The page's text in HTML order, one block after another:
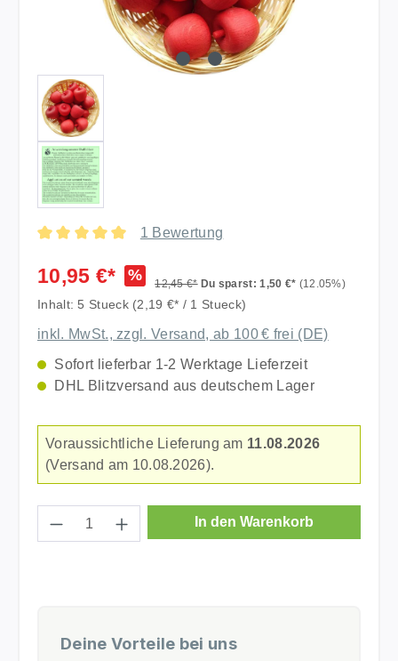
1 Bewertung
10,95 €* % 12,45 €* Du sparst: 1,50 €* (12.05%)
Inhalt: 5 Stueck (2,19 €* / 1 Stueck)
inkl. MwSt., zzgl. Versand, ab 100 € frei (DE)
Sofort lieferbar 1-2 Werktage Lieferzeit
DHL Blitzversand aus deutschem Lager
Voraussichtliche Lieferung am 11.08.2026
(Versand am 10.08.2026).
Produkt Anzahl: Gib den gewünschten
In den Warenkorb
Deine Vorteile bei uns